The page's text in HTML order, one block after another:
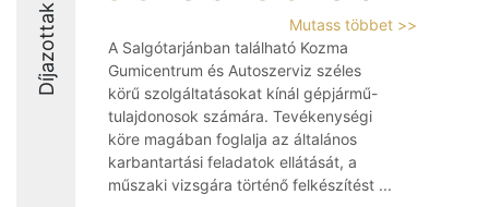
Díjazottak
Mutass többet >>
A Salgótarjánban található Kozma
Gumicentrum és Autoszerviz széles
körű szolgáltatásokat kínál gépjármű-
tulajdonosok számára. Tevékenységi
köre magában foglalja az általános
karbantartási feladatok ellátását, a
műszaki vizsgára történő felkészítést ...